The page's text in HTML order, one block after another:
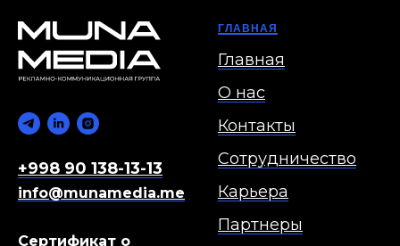
+998 90 138-13-13
info@munamedia.me
Сертификат о
ГЛАВНАЯ
Главная
О нас
Контакты
Сотрудничество
Карьера
Партнеры